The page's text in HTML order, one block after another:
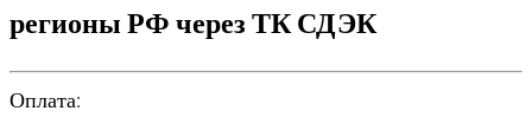
регионы РФ через ТК СДЭК
Оплата: